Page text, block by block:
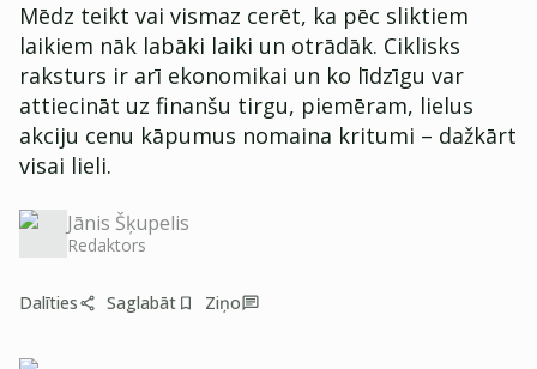
Mēdz teikt vai vismaz cerēt, ka pēc sliktiem
laikiem nāk labāki laiki un otrādāk. Ciklisks
raksturs ir arī ekonomikai un ko līdzīgu var
attiecināt uz finanšu tirgu, piemēram, lielus
akciju cenu kāpumus nomaina kritumi – dažkārt
visai lieli.
Jānis Šķupelis
Redaktors
Dalīties Saglabāt Ziņo